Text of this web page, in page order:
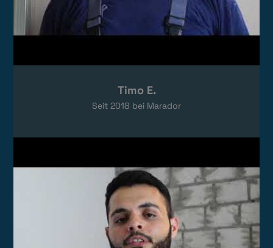
Das Video wird von YouTube eingebettet.
Datenschutzerklärungenvon Google.
Timo E.
Seit 2018 bei Marador